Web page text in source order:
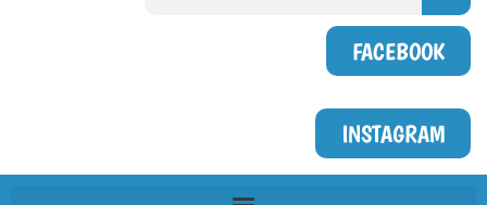
FACEBOOK
INSTAGRAM